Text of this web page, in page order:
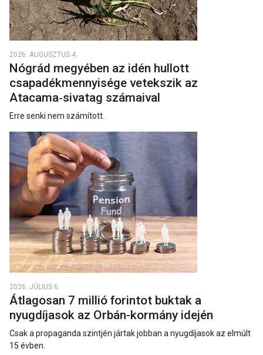
2026. AUGUSZTUS 4.
Nógrád megyében az idén hullott
csapadékmennyisége vetekszik az
Atacama‑sivatag számaival
Erre senki nem számított.
2026. JÚLIUS 6.
Átlagosan 7 millió forintot buktak a
nyugdíjasok az Orbán-kormány idején
Csak a propaganda szintjén jártak jobban a nyugdíjasok az elmúlt
15 évben.